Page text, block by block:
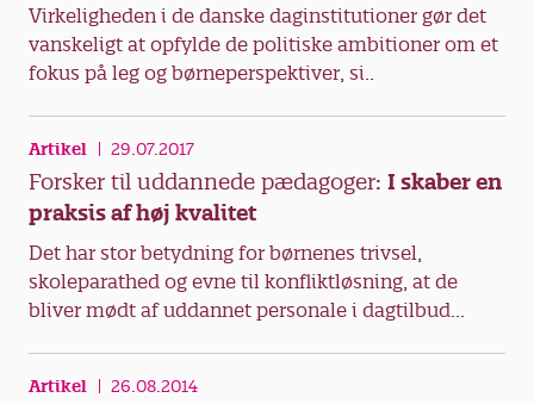
Virkeligheden i de danske daginstitutioner gør det
vanskeligt at opfylde de politiske ambitioner om et
fokus på leg og børneperspektiver, si..
Artikel 29.07.2017
Forsker til uddannede pædagoger: I skaber en
praksis af høj kvalitet
Det har stor betydning for børnenes trivsel,
skoleparathed og evne til konfliktløsning, at de
bliver mødt af uddannet personale i dagtilbud...
Artikel 26.08.2014